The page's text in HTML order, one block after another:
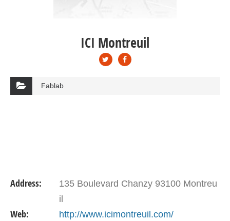
ICI Montreuil
Fablab
Address:
135 Boulevard Chanzy 93100 Montreu
il
Web: http://www.icimontreuil.com/